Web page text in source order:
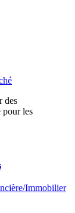
des
pour les
Immobilier